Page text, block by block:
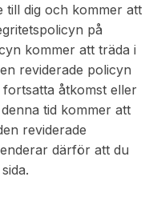
till dig och kommer att
på
kommer att träda i
reviderade policyn
åtkomst eller
tid kommer att
reviderade
därför att du